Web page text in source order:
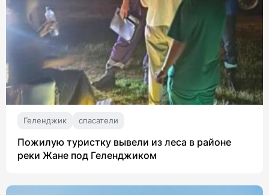
Геленджик спасатели
Пожилую туристку вывели из леса в районе
реки Жане под Геленджиком